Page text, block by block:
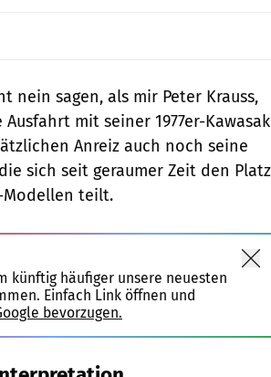
sagen, als mir Peter Krauss,
mit seiner 1977er-
Anreiz auch noch seine
sich seit geraumer Zeit den Platz
Modellen teilt.
künftig häufiger unsere neuesten
Einfach Link öffnen und
bevorzugen.